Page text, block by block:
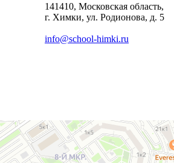
141410, Московская область,
г. Химки, ул. Родионова, д. 5
info@school-himki.ru